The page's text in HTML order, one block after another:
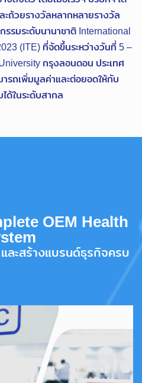
ะถ้วยรางวัลหลากหลายรางวัล
รมระดับนานาชาติ International
(ITE) ที่จัดขึ้นระหว่างวันที่ 5 –
กรุงลอนดอน ประเทศ
รถเพิ่มมูลค่าและต่อยอดให้กับ
ด้ในระดับสากล
OEM Health
ละสร้างแบรนด์ธุรกิจครบ